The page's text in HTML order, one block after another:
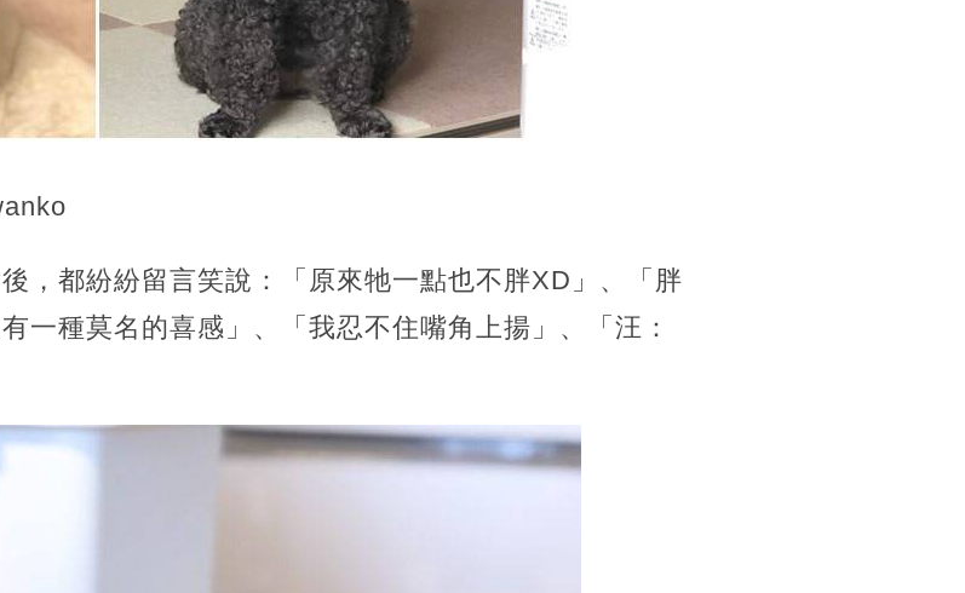
，都紛紛留言笑說：「原來牠一點也不胖XD」、「胖
一種莫名的喜感」、「我忍不住嘴角上揚」、「汪：